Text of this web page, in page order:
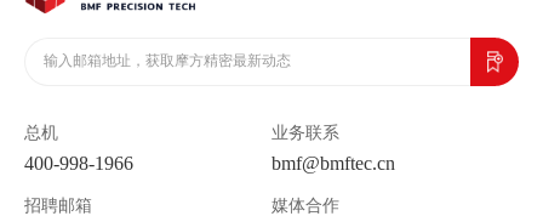
总机
400-998-1966
业务联系
bmf@bmftec.cn
招聘邮箱 媒体合作